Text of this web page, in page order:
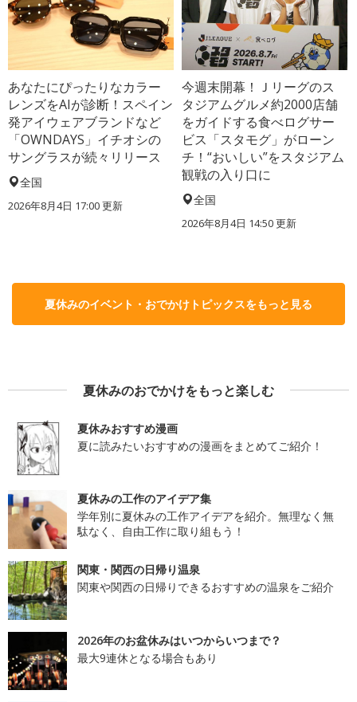
あなたにぴったりなカラー
レンズをAIが診断！スペイン
発アイウェアブランドなど
「OWNDAYS」イチオシの
サングラスが続々リリース
全国
2026年8月4日 17:00更新
今週末開幕！Ｊリーグのス
タジアムグルメ約2000店舗
をガイドする食べログサー
ビス「スタモグ」がローン
チ！“おいしい”をスタジアム
観戦の入り口に
全国
2026年8月4日 14:50更新
夏休みのイベント・おでかけトピックスをもっと見る
夏休みのおでかけをもっと楽しむ
夏休みおすすめ漫画
夏に読みたいおすすめの漫画をまとめてご紹介！
夏休みの工作のアイデア集
学年別に夏休みの工作アイデアを紹介。無理なく無
駄なく、自由工作に取り組もう！
関東・関西の日帰り温泉
関東や関西の日帰りできるおすすめの温泉をご紹介
2026年のお盆休みはいつからいつまで？
最大9連休となる場合もあり